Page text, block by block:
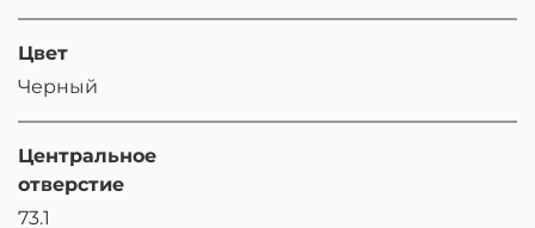
Цвет
Черный
Центральное
отверстие
73.1